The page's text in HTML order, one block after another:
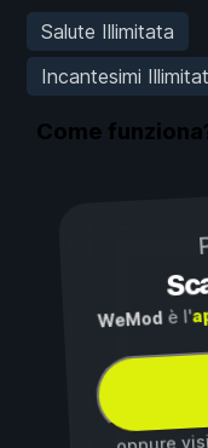
Salute Illimitata
Incantesimi
Come
WeMod è l'